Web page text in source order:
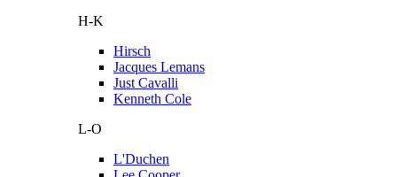
H-K
Hirsch
Jacques Lemans
Just Cavalli
Kenneth Cole
L-O
L'Duchen